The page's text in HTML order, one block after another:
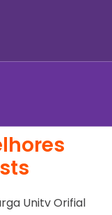
Unitv Orifial